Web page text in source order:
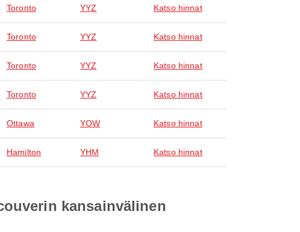
Toronto YYZ Katso hinnat
Toronto YYZ Katso hinnat
Toronto YYZ Katso hinnat
Toronto YYZ Katso hinnat
Ottawa YOW Katso hinnat
Hamilton YHM Katso hinnat
kansainvälinen